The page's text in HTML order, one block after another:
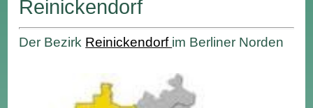
Reinickendorf
Der Bezirk Reinickendorf im Berliner Norden